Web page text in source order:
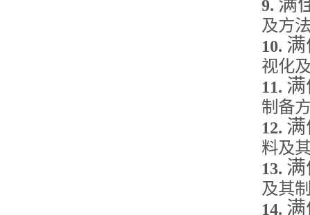
9. 满
及方
10.
视化
11.
制备
12.
料及
13.
及其
14.